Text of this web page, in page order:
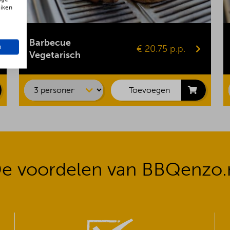
Barbecue
Vegetarisch
€ 20.75 p.p.
Vegaburger
Groentespies
Portobello
Toevoegen
voordelen van